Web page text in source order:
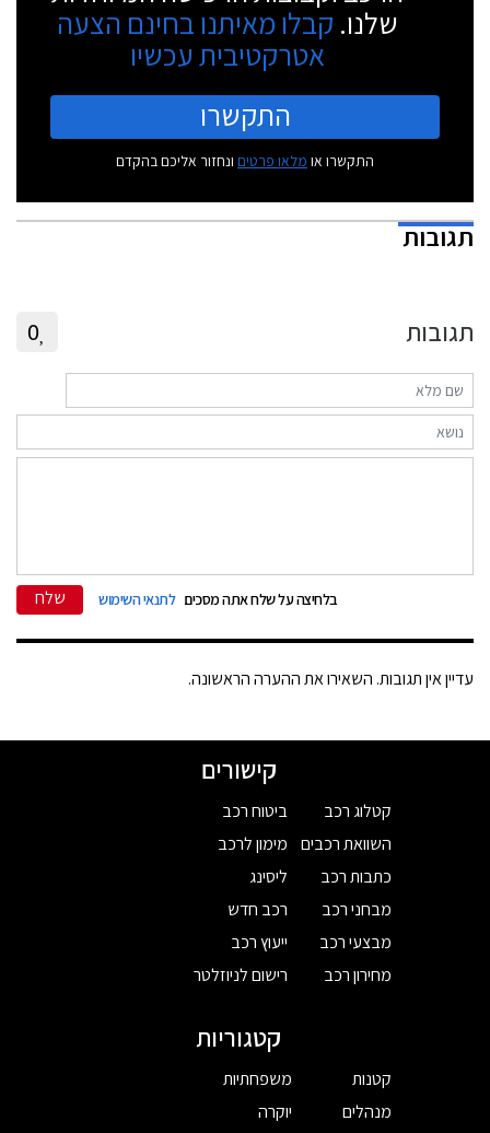
שלנו. קבלו מאיתנו בחינם הצעה
אטרקטיבית עכשיו
התקשרו
התקשרו או מלאו פרטים ונחזור אליכם בהקדם
תגובות
תגובות 0
בלחיצה על שלח אתה מסכים לתנאי השימוש שלח
עדיין אין תגובות. השאירו את ההערה הראשונה.
קישורים
קטלוג רכב
השוואת רכבים
כתבות רכב
מבחני רכב
מבצעי רכב
מחירון רכב
ביטוח רכב
מימון לרכב
ליסינג
רכב חדש
ייעוץ רכב
רישום לניוזלטר
קטגוריות
קטנות
מנהלים
משפחתיות
יוקרה